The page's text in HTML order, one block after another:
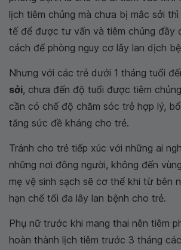
lịch tiêm chủng mà chưa bị mắc sởi
tế để được tư vấn và tiêm chủng đầy
cách để phòng nguy cơ lây lan dịch
Nhưng với các trẻ dưới 1 tháng tuổi
sởi, chưa đến độ tuổi được tiêm
cần có chế độ chăm sóc trẻ hợp lý,
tăng sức đề kháng cho trẻ.
Tránh cho trẻ tiếp xúc với những ai
những nơi đông người, không đến
mẹ vệ sinh sạch sẽ cơ thể khi từ bên
hạn chế tối đa lây lan bệnh cho trẻ.
Phụ nữ trước khi mang thai nên tiêm
hoàn thành lịch tiêm trước 3 tháng